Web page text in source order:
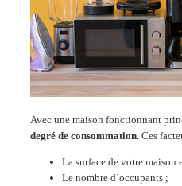
Avec une maison fonctionnant
degré de consommation . Ces
La surface de votre maison
Le nombre d’occupants ;